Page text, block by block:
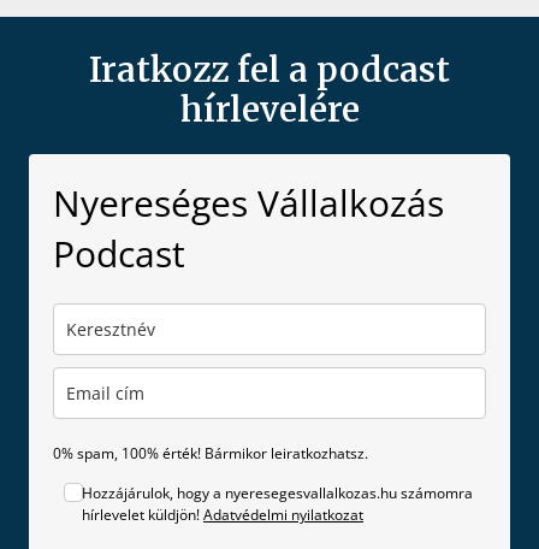
Iratkozz fel a podcast
hírlevelére
Nyereséges Vállalkozás
Podcast
0% spam, 100% érték! Bármikor leiratkozhatsz.
Hozzájárulok, hogy a nyeresegesvallalkozas.hu számomra
hírlevelet küldjön!Adatvédelmi nyilatkozat